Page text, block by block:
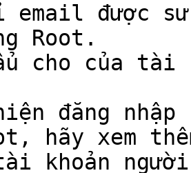
được
Root.
cho của tài
đăng
hãy xem
khoản